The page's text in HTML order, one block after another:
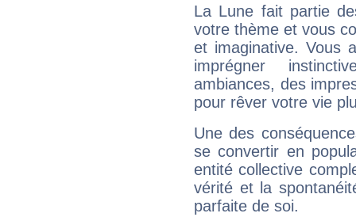
La Lune fait partie
votre thème et vous
et imaginative. Vous
imprégner
ambiances, des
pour rêver votre vie
Une des
se convertir en
entité collective
vérité et la
parfaite de soi.